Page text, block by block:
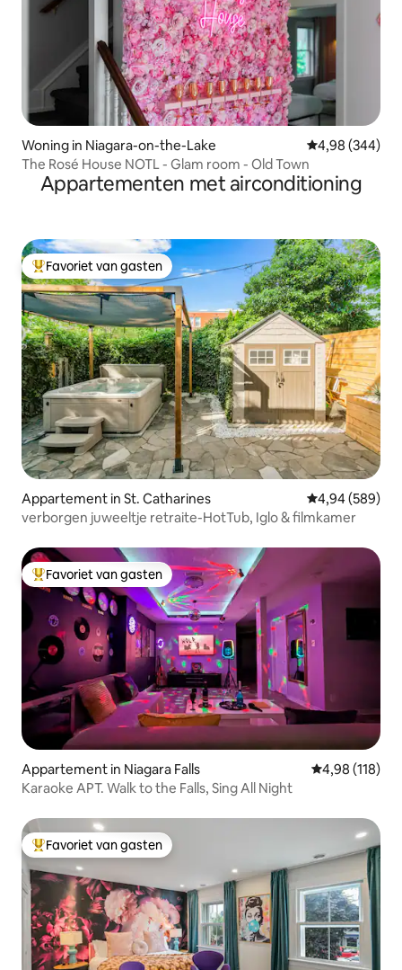
Woning in Niagara-on-the-Lake Gemiddelde
4,98 (344)
The Rosé House NOTL - Glam room - Old Town
Appartementen met airconditioning
Topfavoriet van gasten
Favoriet van gasten
Appartement in St. Catharines Gemiddelde
4,94 (589)
verborgen juweeltje retraite-HotTub, Iglo & filmkamer
Topfavoriet van gasten
Favoriet van gasten
Appartement in Niagara Falls Gemiddelde
4,98 (118)
Karaoke APT. Walk to the Falls, Sing All Night
Topfavoriet van gasten
Favoriet van gasten